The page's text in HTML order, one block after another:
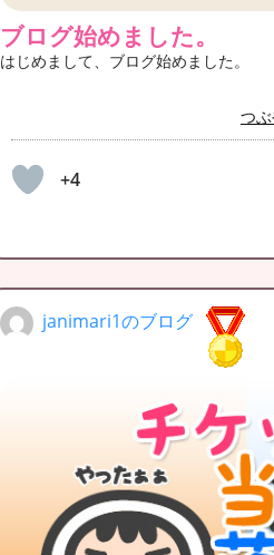
ブログ始めました。
はじめまして、ブログ始めました。
つ
+4
janimari1のブログ